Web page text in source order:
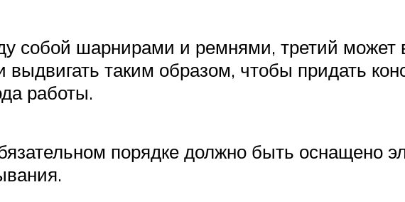
собой шарнирами и ремнями, третий
таким образом, чтобы придать
работы.
порядке должно быть оснащено